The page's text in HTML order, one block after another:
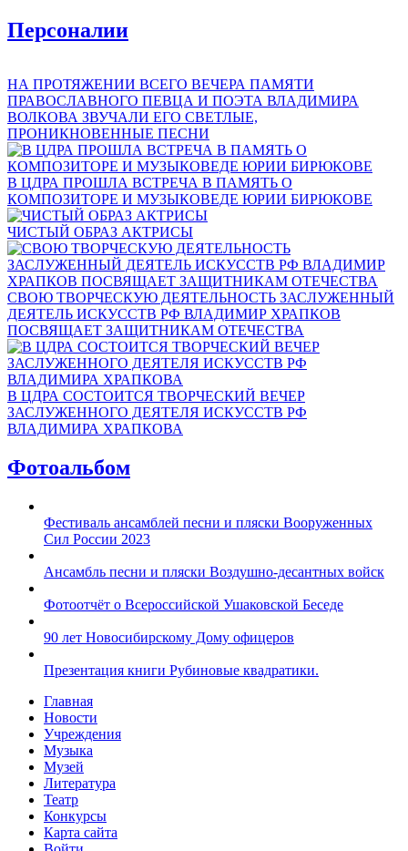
Персоналии
НА ПРОТЯЖЕНИИ ВСЕГО ВЕЧЕРА ПАМЯТИ
ПРАВОСЛАВНОГО ПЕВЦА И ПОЭТА ВЛАДИМИРА
ВОЛКОВА ЗВУЧАЛИ ЕГО СВЕТЛЫЕ,
ПРОНИКНОВЕННЫЕ ПЕСНИ
В ЦДРА ПРОШЛА ВСТРЕЧА В ПАМЯТЬ О
КОМПОЗИТОРЕ И МУЗЫКОВЕДЕ ЮРИИ БИРЮКОВЕ
ЧИСТЫЙ ОБРАЗ АКТРИСЫ
СВОЮ ТВОРЧЕСКУЮ ДЕЯТЕЛЬНОСТЬ ЗАСЛУЖЕННЫЙ
ДЕЯТЕЛЬ ИСКУССТВ РФ ВЛАДИМИР ХРАПКОВ
ПОСВЯЩАЕТ ЗАЩИТНИКАМ ОТЕЧЕСТВА
В ЦДРА СОСТОИТСЯ ТВОРЧЕСКИЙ ВЕЧЕР
ЗАСЛУЖЕННОГО ДЕЯТЕЛЯ ИСКУССТВ РФ
ВЛАДИМИРА ХРАПКОВА
Фотоальбом
Фестиваль ансамблей песни и пляски Вооруженных
Сил России 2023
Ансамбль песни и пляски Воздушно-десантных войск
Фотоотчёт о Всероссийской Ушаковской Беседе
90 лет Новосибирскому Дому офицеров
Презентация книги Рубиновые квадратики.
Главная
Новости
Учреждения
Музыка
Музей
Литература
Театр
Конкурсы
Карта сайта